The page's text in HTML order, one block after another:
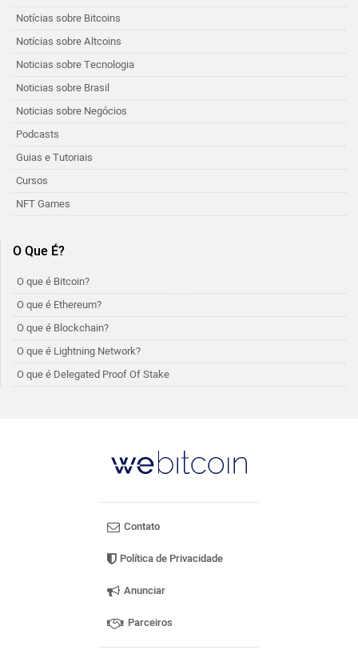
Notícias sobre Bitcoins
Notícias sobre Altcoins
Noticias sobre Tecnologia
Noticias sobre Brasil
Noticias sobre Negócios
Podcasts
Guias e Tutoriais
Cursos
NFT Games
O Que É?
O que é Bitcoin?
O que é Ethereum?
O que é Blockchain?
O que é Lightning Network?
O que é Delegated Proof Of Stake
Contato
Política de Privacidade
Anunciar
Parceiros